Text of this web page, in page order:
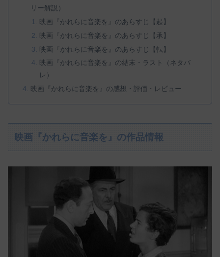
リー解説）
映画『かれらに音楽を』のあらすじ【起】
映画『かれらに音楽を』のあらすじ【承】
映画『かれらに音楽を』のあらすじ【転】
映画『かれらに音楽を』の結末・ラスト（ネタバ
レ）
映画『かれらに音楽を』の感想・評価・レビュー
映画『かれらに音楽を』の作品情報